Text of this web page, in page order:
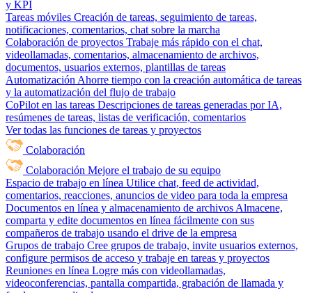
y KPI
Tareas móviles Creación de tareas, seguimiento de tareas,
notificaciones, comentarios, chat sobre la marcha
Colaboración de proyectos Trabaje más rápido con el chat,
videollamadas, comentarios, almacenamiento de archivos,
documentos, usuarios externos, plantillas de tareas
Automatización Ahorre tiempo con la creación automática de tareas
y la automatización del flujo de trabajo
CoPilot en las tareas Descripciones de tareas generadas por IA,
resúmenes de tareas, listas de verificación, comentarios
Ver todas las funciones de tareas y proyectos
Colaboración
Colaboración Mejore el trabajo de su equipo
Espacio de trabajo en línea Utilice chat, feed de actividad,
comentarios, reacciones, anuncios de video para toda la empresa
Documentos en línea y almacenamiento de archivos Almacene,
comparta y edite documentos en línea fácilmente con sus
compañeros de trabajo usando el drive de la empresa
Grupos de trabajo Cree grupos de trabajo, invite usuarios externos,
configure permisos de acceso y trabaje en tareas y proyectos
Reuniones en línea Logre más con videollamadas,
videoconferencias, pantalla compartida, grabación de llamada y